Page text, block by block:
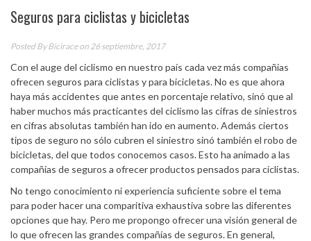
Seguros para ciclistas y bicicletas
Posted ByBiciraceon 26 septiembre, 2017
Con el auge del ciclismo en nuestro país cada vez más compañias
ofrecen seguros para ciclistas y para bicicletas. No es que ahora
haya más accidentes que antes en porcentaje relativo, sinó que al
haber muchos más practicantes del ciclismo las cifras de siniestros
en cifras absolutas también han ido en aumento. Además ciertos
tipos de seguro no sólo cubren el siniestro sinó también el robo de
bicicletas, del que todos conocemos casos. Esto ha animado a las
compañias de seguros a ofrecer productos pensados para ciclistas.
No tengo conocimiento ni experiencia suficiente sobre el tema
para poder hacer una comparitiva exhaustiva sobre las diferentes
opciones que hay. Pero me propongo ofrecer una visión general de
lo que ofrecen las grandes compañías de seguros. En general,